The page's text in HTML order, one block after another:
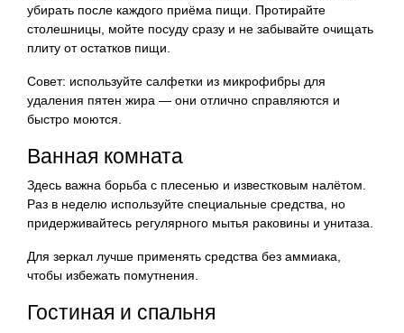
убирать после каждого приёма пищи. Протирайте
столешницы, мойте посуду сразу и не забывайте очищать
плиту от остатков пищи.
Совет: используйте салфетки из микрофибры для
удаления пятен жира — они отлично справляются и
быстро моются.
Ванная комната
Здесь важна борьба с плесенью и известковым налётом.
Раз в неделю используйте специальные средства, но
придерживайтесь регулярного мытья раковины и унитаза.
Для зеркал лучше применять средства без аммиака,
чтобы избежать помутнения.
Гостиная и спальня